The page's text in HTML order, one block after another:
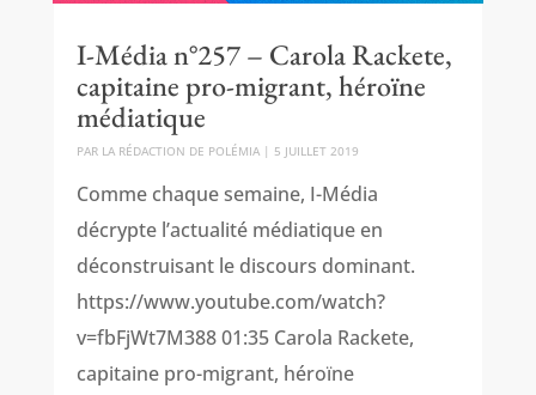
I-Média n°257 – Carola Rackete,
capitaine pro-migrant, héroïne
médiatique
PAR LA RÉDACTION DE POLÉMIA| 5 JUILLET 2019
Comme chaque semaine, I-Média
décrypte l’actualité médiatique en
déconstruisant le discours dominant.
https://www.youtube.com/watch?
v=fbFjWt7M388 01:35 Carola Rackete,
capitaine pro-migrant, héroïne